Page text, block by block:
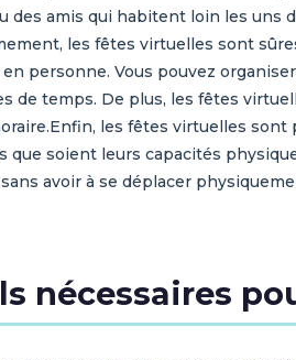
des amis qui habitent loin les uns
les fêtes virtuelles sont
personne. Vous pouvez
de temps. De plus, les fêtes
les fêtes virtuelles
que soient leurs capacités
avoir à se déplacer
nécessaires